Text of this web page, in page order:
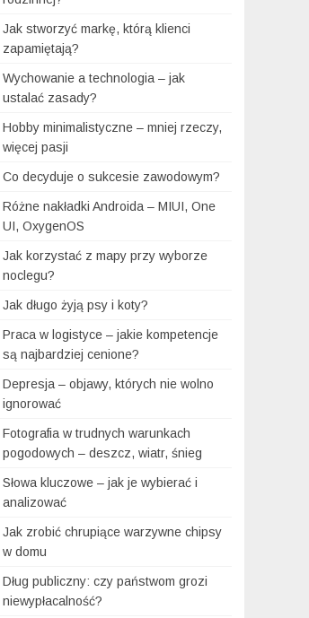
Jak stworzyć markę, którą klienci
zapamiętają?
Wychowanie a technologia – jak
ustalać zasady?
Hobby minimalistyczne – mniej rzeczy,
więcej pasji
Co decyduje o sukcesie zawodowym?
Różne nakładki Androida – MIUI, One
UI, OxygenOS
Jak korzystać z mapy przy wyborze
noclegu?
Jak długo żyją psy i koty?
Praca w logistyce – jakie kompetencje
są najbardziej cenione?
Depresja – objawy, których nie wolno
ignorować
Fotografia w trudnych warunkach
pogodowych – deszcz, wiatr, śnieg
Słowa kluczowe – jak je wybierać i
analizować
Jak zrobić chrupiące warzywne chipsy
w domu
Dług publiczny: czy państwom grozi
niewypłacalność?